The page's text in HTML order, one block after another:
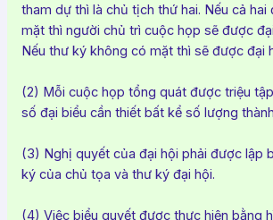
tham dự thì là chủ tịch thứ hai. Nếu cả hai
mặt thì người chủ trì cuộc họp sẽ được
Nếu thư ký không có mặt thì sẽ được đại
(2) Mỗi cuộc họp tổng quát được triệu
số đại biểu cần thiết bất kể số lượng
(3) Nghị quyết của đại hội phải được lập
ký của chủ tọa và thư ký đại hội.
(4) Việc biểu quyết được thực hiện bằng